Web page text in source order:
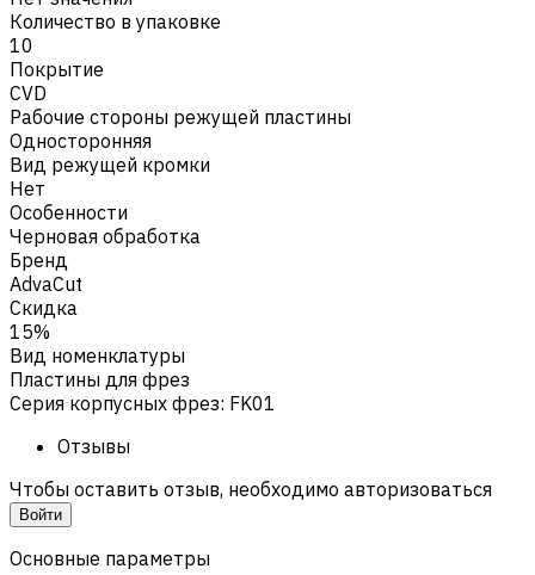
Количество в упаковке
10
Покрытие
CVD
Рабочие стороны режущей пластины
Односторонняя
Вид режущей кромки
Нет
Особенности
Черновая обработка
Бренд
AdvaCut
Скидка
15%
Вид номенклатуры
Пластины для фрез
Серия корпусных фрез: FK01
Отзывы
Чтобы оставить отзыв, необходимо авторизоваться
Войти
Основные параметры